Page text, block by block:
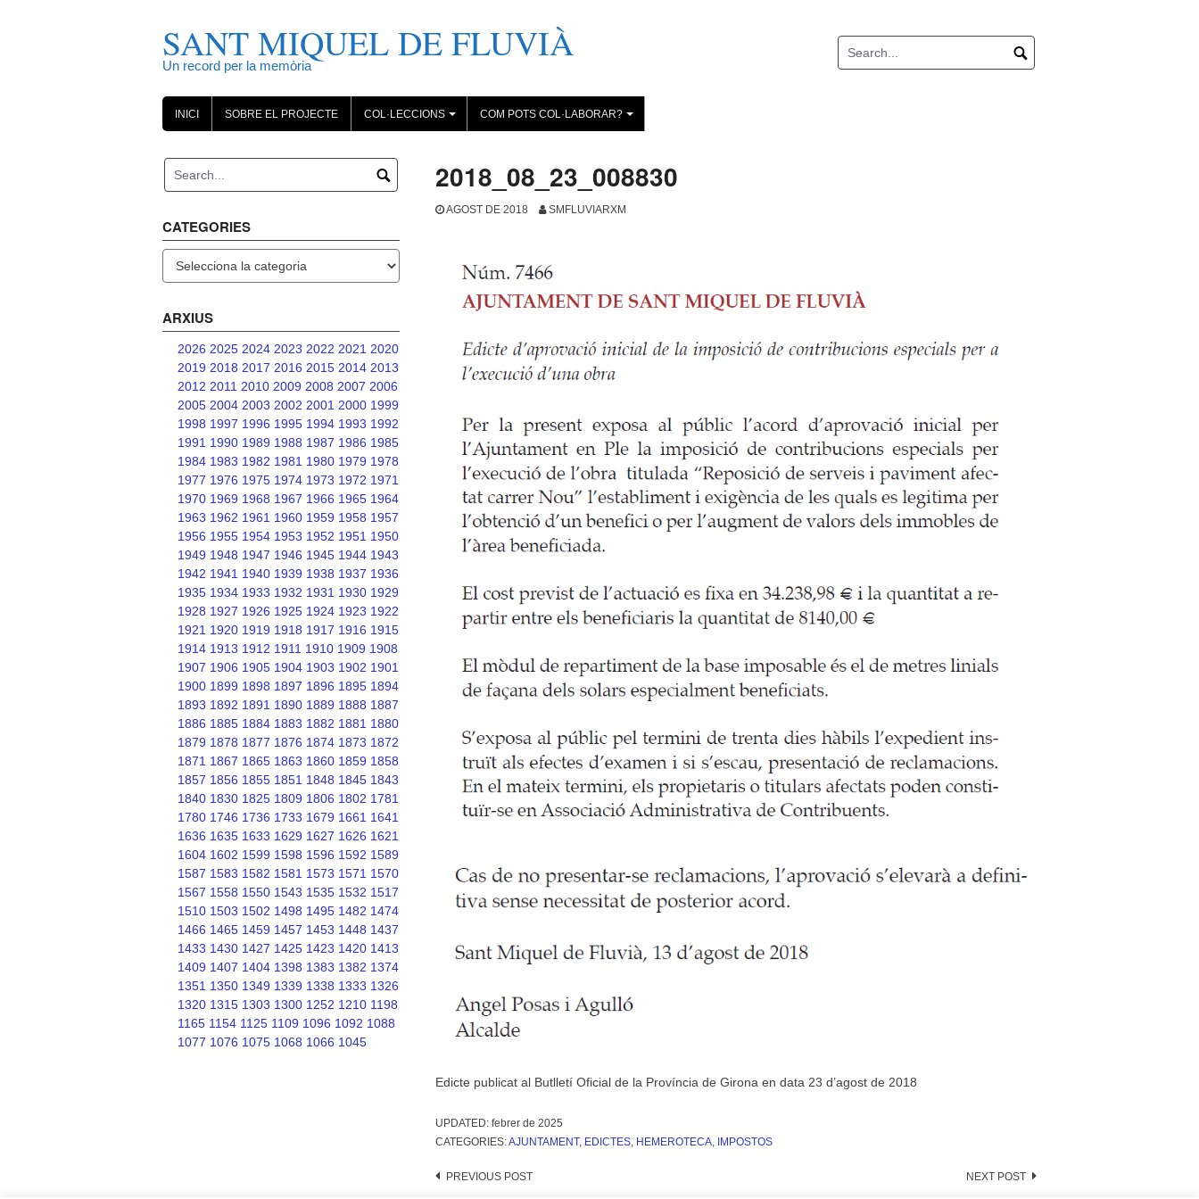
SANT MIQUEL DE FLUVIÀ
Un record per la memòria
INICI SOBRE EL PROJECTE
+
COL·LECCIONS
+
COM POTS COL·LABORAR?
2018_08_23_008830
AGOST DE 2018 SMFLUVIARXM
Edicte publicat al Butlletí Oficial de la Província de Girona en data 23 d’agost de 2018
UPDATED: febrer de 2025
CATEGORIES:AJUNTAMENT, EDICTES HEMEROTECA IMPOSTOS
Post
PREVIOUS POST NEXT POST
CATEGORIES
ARXIUS
2026 2025 2024 2023 2022 2021 2020
2019 2018 2017 2016 2015 2014 2013
2012 2011 2010 2009 2008 2007 2006
2005 2004 2003 2002 2001 2000 1999
1998 1997 1996 1995 1994 1993 1992
1991 1990 1989 1988 1987 1986 1985
1984 1983 1982 1981 1980 1979 1978
1977 1976 1975 1974 1973 1972 1971
1970 1969 1968 1967 1966 1965 1964
1963 1962 1961 1960 1959 1958 1957
1956 1955 1954 1953 1952 1951 1950
1949 1948 1947 1946 1945 1944 1943
1942 1941 1940 1939 1938 1937 1936
1935 1934 1933 1932 1931 1930 1929
1928 1927 1926 1925 1924 1923 1922
1921 1920 1919 1918 1917 1916 1915
1914 1913 1912 1911 1910 1909 1908
1907 1906 1905 1904 1903 1902 1901
1900 1899 1898 1897 1896 1895 1894
1893 1892 1891 1890 1889 1888 1887
1886 1885 1884 1883 1882 1881 1880
1879 1878 1877 1876 1874 1873 1872
1871 1867 1865 1863 1860 1859 1858
1857 1856 1855 1851 1848 1845 1843
1840 1830 1825 1809 1806 1802 1781
1780 1746 1736 1733 1679 1661 1641
1636 1635 1633 1629 1627 1626 1621
1604 1602 1599 1598 1596 1592 1589
1587 1583 1582 1581 1573 1571 1570
1567 1558 1550 1543 1535 1532 1517
1510 1503 1502 1498 1495 1482 1474
1466 1465 1459 1457 1453 1448 1437
1433 1430 1427 1425 1423 1420 1413
1409 1407 1404 1398 1383 1382 1374
1351 1350 1349 1339 1338 1333 1326
1320 1315 1303 1300 1252 1210 1198
1165 1154 1125 1109 1096 1092 1088
1077 1076 1075 1068 1066 1045